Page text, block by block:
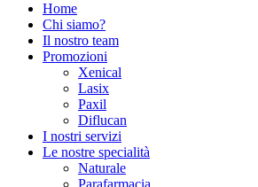
Home
Chi siamo?
Il nostro team
Promozioni
Xenical
Lasix
Paxil
Diflucan
I nostri servizi
Le nostre specialità
Naturale
Parafarmacia